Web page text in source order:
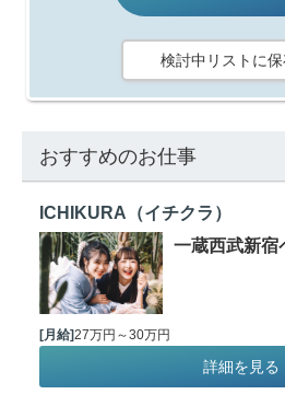
検討中リストに保
おすすめのお仕事
ICHIKURA（イチクラ）
一蔵西武新宿
[月給]27万円～30万円
詳細を見る